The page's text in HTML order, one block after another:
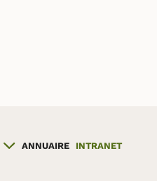
ANNUAIRE INTRANET